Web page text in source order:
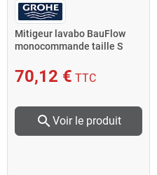
Mitigeur lavabo BauFlow
monocommande taille S
70,12 € TTC
search Voir le produit